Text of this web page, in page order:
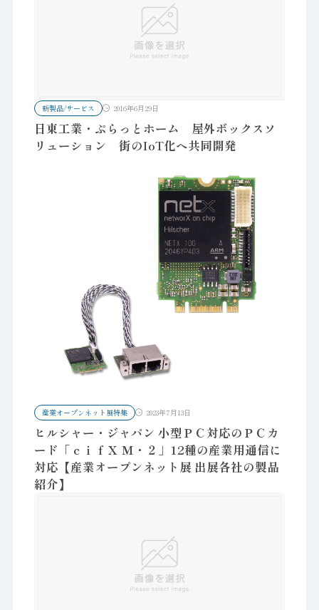
新製品/サービス 2016年6月29日
日東工業・ぷらっとホーム 屋外ボックスソ
リューション 街のIoT化へ共同開発
産業オープンネット展特集 2023年7月13日
ヒルシャー・ジャパン 小型ＰＣ対応のＰＣカ
ード「ｃｉｆＸ Ｍ・２」12種の産業用通信に
対応【産業オープンネット展 出展各社の製品
紹介】